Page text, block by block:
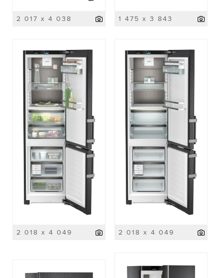
2 017 x 4 038 1 475 x 3 843
2 018 x 4 049 2 018 x 4 049